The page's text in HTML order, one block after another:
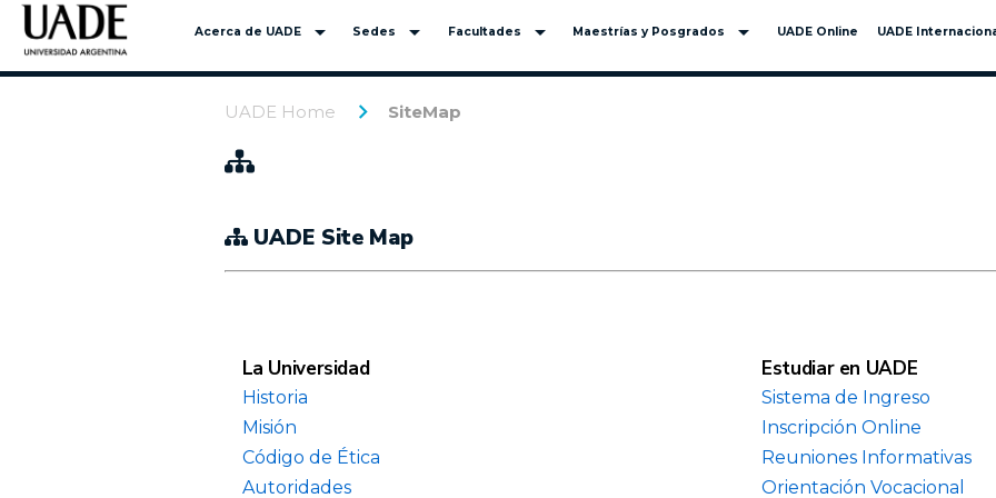
Acerca de UADE arrow_drop_down Sedes arrow_drop_down Facultades arrow_drop_down Maestrías y Posgrados arrow_drop_down UADE Online UADE
UADE Home SiteMap
UADE Site Map
La Universidad
Historia
Misión
Código de Ética
Autoridades
Estudiar en UADE
Sistema de Ingreso
Inscripción Online
Reuniones Informativas
Orientación Vocacional